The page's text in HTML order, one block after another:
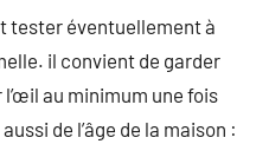
tester éventuellement à
il convient de garder
au minimum une fois
de l’âge de la maison :